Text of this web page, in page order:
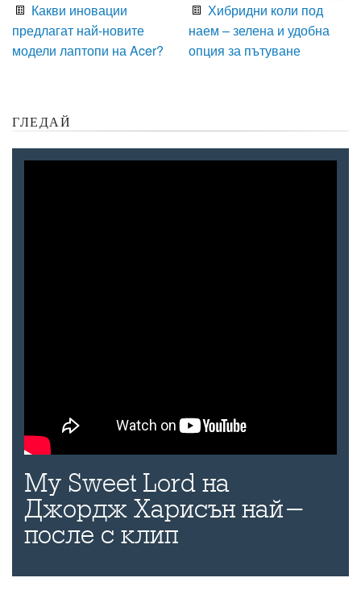
Какви иновации
предлагат най-новите
модели лаптопи на Acer?
Хибридни коли под
наем – зелена и удобна
опция за пътуване
ГЛЕДАЙ
My Sweet Lord на
Джордж Харисън най-
после с клип